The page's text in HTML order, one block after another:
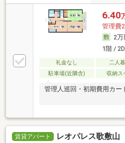
6.40
管理費
2万
1階 /
礼金なし 二人
駐車場(近隣含)
収納ス
管理人巡回・初期費用カー
賃貸アパート レオパレス歌敷山